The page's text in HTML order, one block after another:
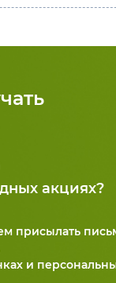
акциях?
присылать
и